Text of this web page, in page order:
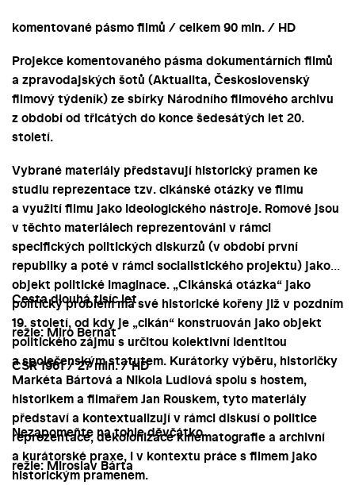
komentované pásmo filmů / celkem 90 min. / HD
Projekce komentovaného pásma dokumentárních filmů
a zpravodajských šotů (Aktualita, Československý
filmový týdeník) ze sbírky Národního filmového archivu
z období od třicátých do konce šedesátých let 20.
století.
Vybrané materiály představují historický pramen ke
studiu reprezentace tzv. cikánské otázky ve filmu
a využití filmu jako ideologického nástroje. Romové jsou
v těchto materiálech reprezentováni v rámci
specifických politických diskurzů (v období první
republiky a poté v rámci socialistického projektu) jako
objekt politické imaginace. „Cikánská otázka“ jako
politický problém má své historické kořeny již v pozdním
19. století, od kdy je „cikán“ konstruován jako objekt
politického zájmu s určitou kolektivní identitou
a společenským statutem. Kurátorky výběru, historičky
Markéta Bártová a Nikola Ludlová spolu s hostem,
historikem a filmařem Jan Rouskem, tyto materiály
představí a kontextualizují v rámci diskusí o politice
reprezentace, dekolonizace kinematografie a archivní
a kurátorské praxe, i v kontextu práce s filmem jako
historickým pramenem.
Cesta dlouhá tisíc let
režie: Miro Bernat
ČSR 1961 / 27 min. / HD
Nezapomeňte na tohle děvčátko
režie: Miroslav Bárta